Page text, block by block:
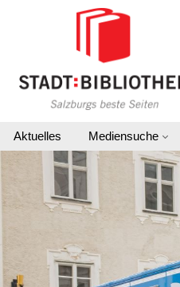
Aktuelles Mediensuche